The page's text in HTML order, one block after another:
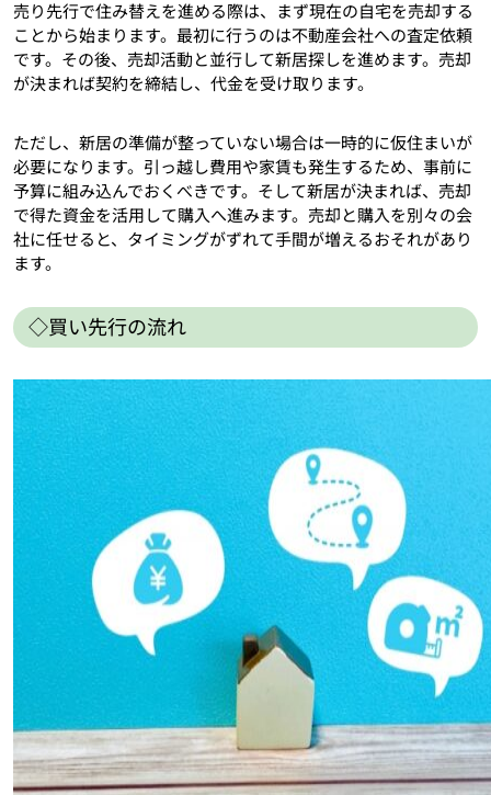
売り先行で住み替えを進める際は、まず現在の自宅を売却する
ことから始まります。最初に行うのは不動産会社への査定依頼
です。その後、売却活動と並行して新居探しを進めます。売却
が決まれば契約を締結し、代金を受け取ります。
ただし、新居の準備が整っていない場合は一時的に仮住まいが
必要になります。引っ越し費用や家賃も発生するため、事前に
予算に組み込んでおくべきです。そして新居が決まれば、売却
で得た資金を活用して購入へ進みます。売却と購入を別々の会
社に任せると、タイミングがずれて手間が増えるおそれがあり
ます。
◇買い先行の流れ